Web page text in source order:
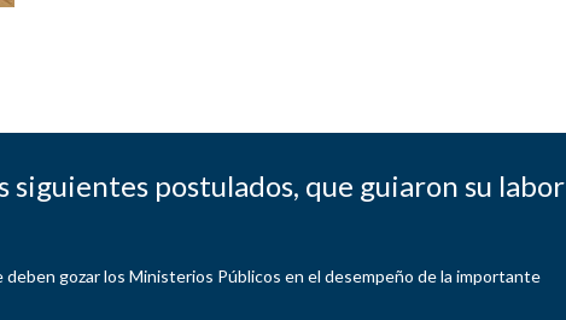
siguientes postulados, que guiaron su labor
gozar los Ministerios Públicos en el desempeño de la importante